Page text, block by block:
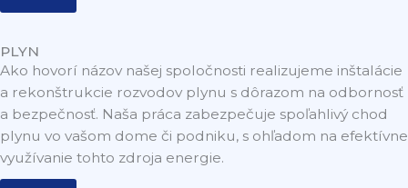
PLYN
Ako hovorí názov našej spoločnosti realizujeme inštalácie
a rekonštrukcie rozvodov plynu s dôrazom na odbornosť
a bezpečnosť. Naša práca zabezpečuje spoľahlivý chod
plynu vo vašom dome či podniku, s ohľadom na efektívne
využívanie tohto zdroja energie.